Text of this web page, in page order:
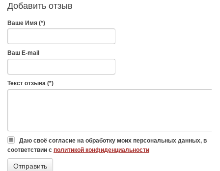
Добавить отзыв
Ваше Имя (*)
Ваш E-mail
Текст отзыва (*)
Даю своё согласие на обработку моих персональных данных, в
соответствии с политикой конфиденциальности